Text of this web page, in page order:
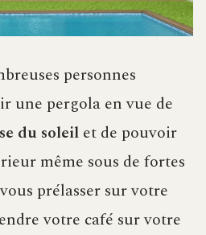
personnes
une pergola en vue de
du soleil et de pouvoir
même sous de fortes
prélasser sur votre
votre café sur votre